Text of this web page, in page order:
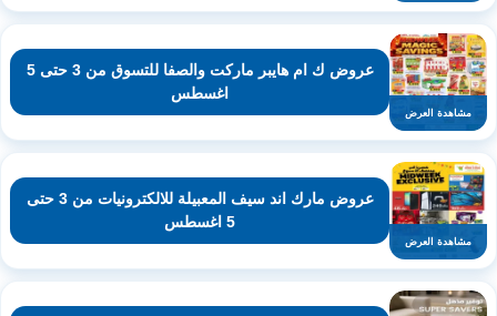
مشاهدة العرض
عروض ك ام هايبر ماركت والصفا للتسوق من 3 حتى 5
اغسطس
مشاهدة العرض
عروض مارك اند سيف المعبيلة للالكترونيات من 3 حتى
5 اغسطس